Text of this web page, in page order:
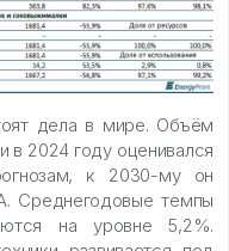
дела в мире. Объём
в 2024 году оценивался
к 2030-му он
Среднегодовые темпы
на уровне 5,2%.